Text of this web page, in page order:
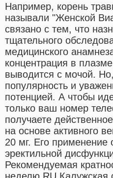
Например, корень
называли "Женской
связано с тем, что
тщательного
медицинского
концентрация в
выводится с мочой.
популярность и
потенцией. А чтобы
только ваш номер
получаете
на основе активного
20 мг. Его применение
эректильной
Рекомендуемая